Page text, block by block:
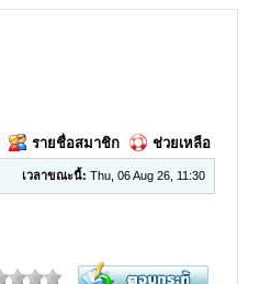
รายชื่อสมาชิก ช่วยเหลือ
เวลาขณะนี้: Thu, 06 Aug 26, 11:30